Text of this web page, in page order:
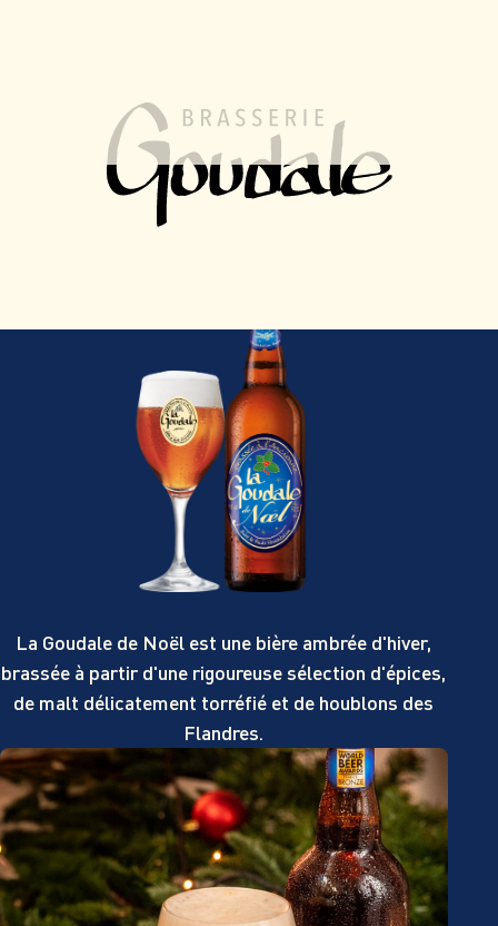
La Goudale de
La Goudale de Noël est une bière ambrée d'hiver,
brassée à partir d'une rigoureuse sélection d'épices,
de malt délicatement torréfié et de houblons des
Flandres.